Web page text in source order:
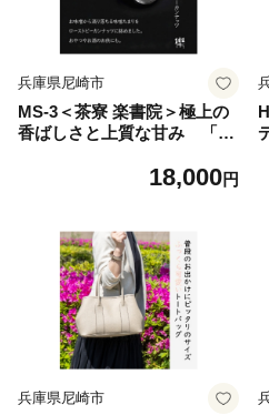
兵庫県尼崎市
MS-3＜茶寮 楽書院＞極上の
香ばしさと上質な甘み 「堅
ツ」3缶セット【1738173】
18,000円
兵庫県尼崎市